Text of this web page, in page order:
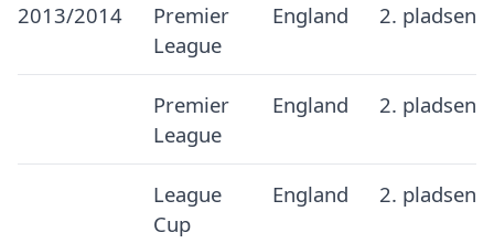
2013/2014
Premier
League
England 2. pladsen
Premier
League
England 2. pladsen
League
Cup
England 2. pladsen